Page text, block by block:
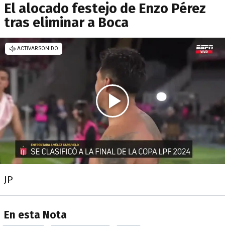
El alocado festejo de Enzo Pérez
tras eliminar a Boca
JP
En esta Nota